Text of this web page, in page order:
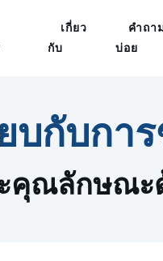
เกี่ยว
กับ
คำถา
บ่อย
กับกา
ะคุณลักษ